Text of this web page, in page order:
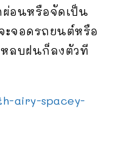
อนหรือจัดเป็น
ะจอดรถยนต์หรือ
ลบฝนก็ลงตัวที